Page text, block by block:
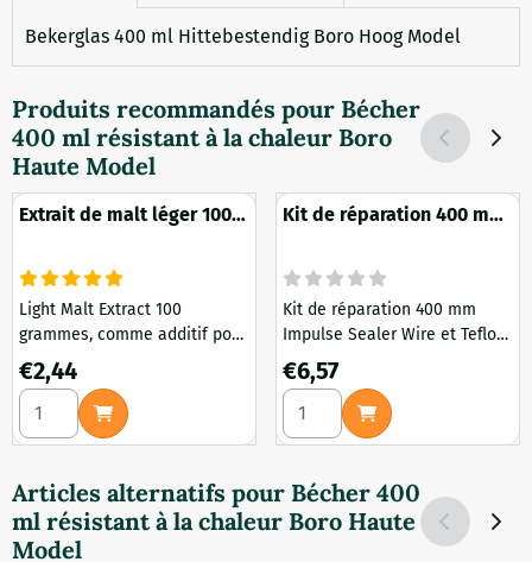
Bekerglas 400 ml Hittebestendig Boro Hoog Model
Produits recommandés pour Bécher
400 ml résistant à la chaleur Boro
Haute Model
Extrait de malt léger 100
Light Malt Extract 100
grammes, comme additif pour
vos milieux nutritifs liquides
et agar.
Prix: 2,44
€2,44
Choisir la quantité pour Extrait de malt léger 100 grammes
Kit de réparation 400 mm
Kit de réparation 400 mm
Impulse Sealer Wire et Teflon
Strip
Prix: 6,57
€6,57
Choisir la quantité pour Kit
Articles alternatifs pour Bécher 400
ml résistant à la chaleur Boro Haute
Model